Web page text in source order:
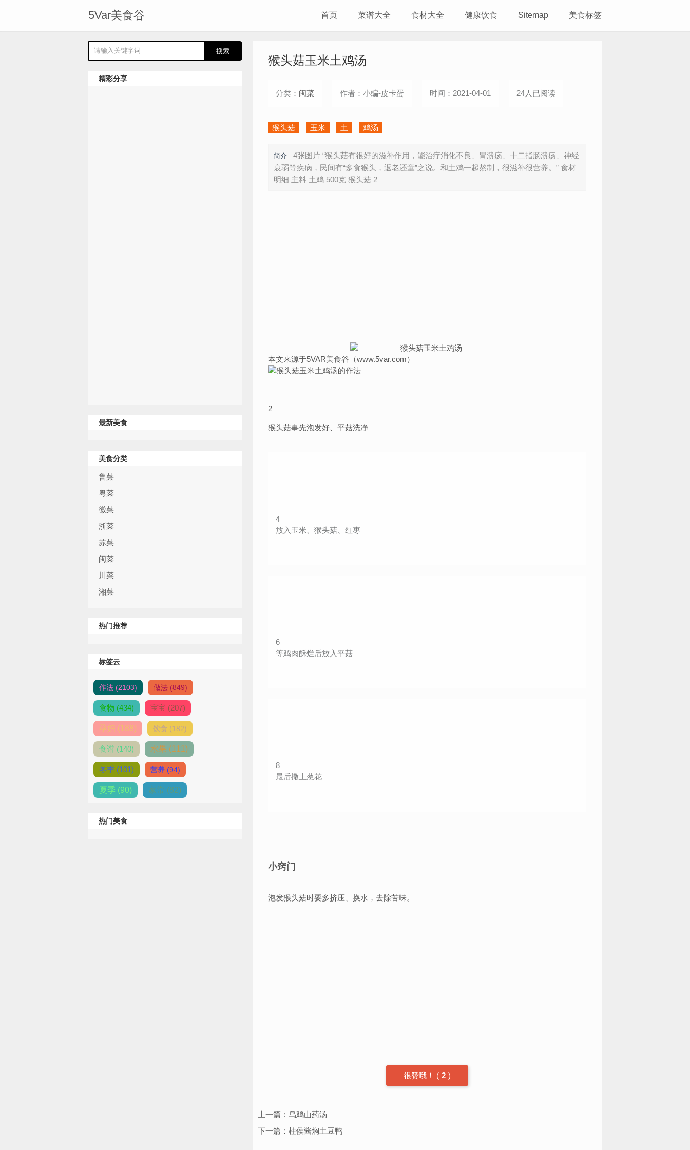
5Var美食谷 首页 菜谱大全 食材大全 健康饮食 Sitemap 美食标签
精彩分享
最新美食
美食分类
鲁菜
粤菜
徽菜
浙菜
苏菜
闽菜
川菜
湘菜
热门推荐
标签云
作法 (2103) 做法 (849)
食物 (434) 宝宝 (207)
孕妇 (188) 饮食 (182)
食谱 (140) 水果 (111)
冬季 (101) 营养 (94)
夏季 (90) 家常 (82)
热门美食
猴头菇玉米土鸡汤
分类： 闽菜 作者：小编-皮卡蛋 时间：2021-04-01 24人已阅读
猴头菇 玉米 土 鸡汤
简介
4张图片 “猴头菇有很好的滋补作用，能治疗消化不良、胃溃疡、十二指肠溃疡、神经
衰弱等疾病，民间有“多食猴头，返老还童”之说。和土鸡一起熬制，很滋补很营养。” 食材
明细 主料 土鸡 500克 猴头菇 2
本文来源于5VAR美食谷（www.5var.com）
2
猴头菇事先泡发好、平菇洗净
4
放入玉米、猴头菇、红枣
6
等鸡肉酥烂后放入平菇
8
最后撒上葱花
小窍门
泡发猴头菇时要多挤压、换水，去除苦味。
很赞哦！ ( 2 )
上一篇： 乌鸡山药汤
下一篇： 柱侯酱焖土豆鸭